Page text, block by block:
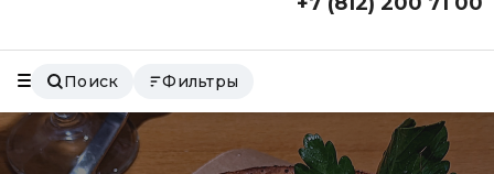
Поиск Фильтры